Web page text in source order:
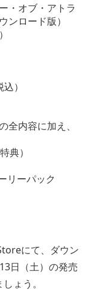
・オブ・アトラ
ロード版）
）
全内容に加え、
典）
リーパック
にて、ダウン
日（土）の発売
ょう。